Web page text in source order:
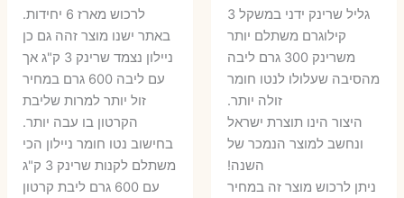
גליל שרינק ידני במשקל 3
קילוגרם משתלם יותר
משרינק 300 גרם ליבה
מהסיבה שעלולו לנטו חומר
זולה יותר.
היצור הינו תוצרת ישראל
ונחשב למוצר הנמכר של
השנה!
ניתן לרכוש מוצר זה במחיר
לרכוש מארז 6 יחידות.
באתר ישנו מוצר זהה גם כן
ניילון נצמד שרינק 3 ק"ג אך
עם ליבה 600 גרם במחיר
זול יותר למרות שליבת
הקרטון בו עבה יותר.
בחישוב נטו חומר ניילון הכי
משתלם לקנות שרינק 3 ק"ג
עם 600 גרם ליבת קרטון